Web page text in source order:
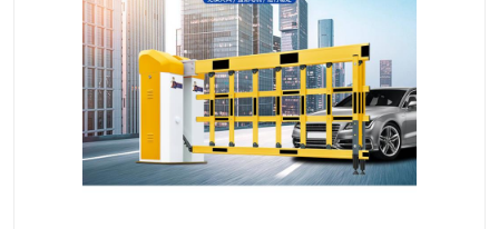
小门系列 伸缩门